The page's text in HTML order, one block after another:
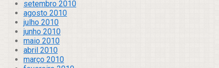
setembro 2010
agosto 2010
julho 2010
junho 2010
maio 2010
abril 2010
março 2010